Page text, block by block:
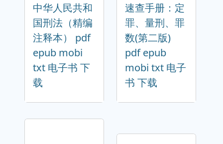
中华人民共和
国刑法（精编
注释本） pdf
epub mobi
txt 电子书 下
载
速查手册：定
罪、量刑、罪
数(第二版)
pdf epub
mobi txt 电子
书 下载